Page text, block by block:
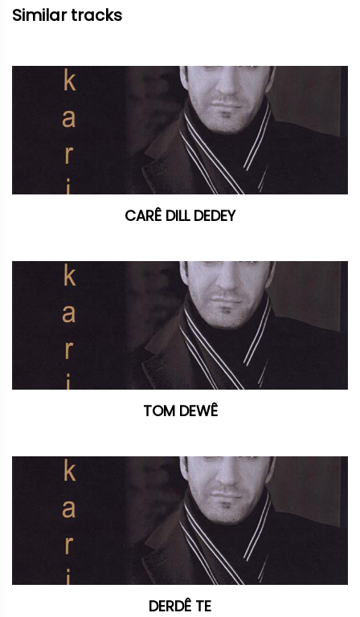
Similar tracks
CARÊ DILL DEDEY
TOM DEWÊ
DERDÊ TE